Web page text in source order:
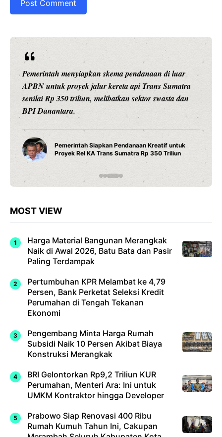
Ariston Indonesia meluncurkan Andris 3, water heater
pintar dengan konektivitas Wi-Fi, pengaturan suhu
presisi 1 derajat Celsius, dan teknologi titanium untuk
daya tahan maksimal.
Water Heater Pintar Andris 3 Ariston Hadirkan
Fitur Wi-Fi dan Efisiensi Energi untuk Hunian
Modern
MOST VIEW
Harga Material Bangunan Merangkak
Naik di Awal 2026, Batu Bata dan Pasir
Paling Terdampak
Pertumbuhan KPR Melambat ke 4,79
Persen, Bank Perketat Seleksi Kredit
Perumahan di Tengah Tekanan
Ekonomi
Pengembang Minta Harga Rumah
Subsidi Naik 10 Persen Akibat Biaya
Konstruksi Merangkak
BRI Gelontorkan Rp9,2 Triliun KUR
Perumahan, Menteri Ara: Ini untuk
UMKM Kontraktor hingga Developer
Prabowo Siap Renovasi 400 Ribu
Rumah Kumuh Tahun Ini, Cakupan